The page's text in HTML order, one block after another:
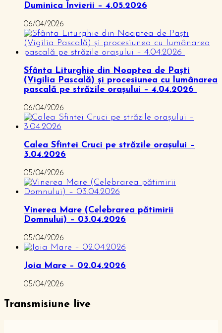
Duminica Învierii – 4.05.2026
06/04/2026
Sfânta Liturghie din Noaptea de Paști
(Vigilia Pascală) și procesiunea cu lumânarea
pascală pe străzile orașului – 4.04.2026
06/04/2026
Calea Sfintei Cruci pe străzile orașului –
3.04.2026
05/04/2026
Vinerea Mare (Celebrarea pătimirii
Domnului) – 03.04.2026
05/04/2026
Joia Mare – 02.04.2026
05/04/2026
Transmisiune live